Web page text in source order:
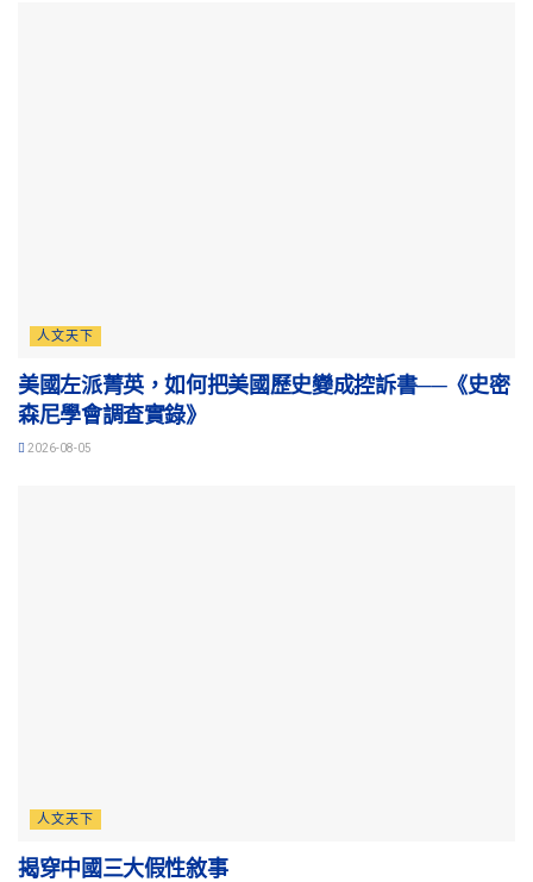
人文天下
美國左派菁英，如何把美國歷史變成控訴書──《史密
森尼學會調查實錄》
2026-08-05
人文天下
揭穿中國三大假性敘事